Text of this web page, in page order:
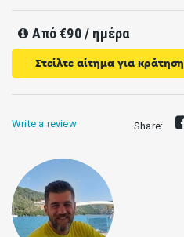
Από€90/ ημέρα
Στείλτε αίτημα για κράτηση
Write a review Share: